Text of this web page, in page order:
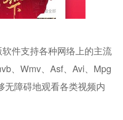
件支持各种网络上的主流
、Wmv、Asf、Avi、Mpg
无障碍地观看各类视频内